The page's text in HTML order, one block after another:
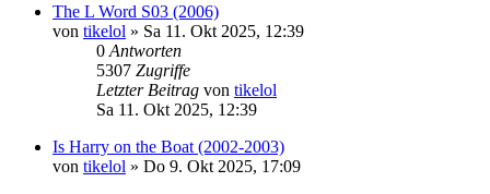
The L Word S03 (2006)
von tikelol » Sa 11. Okt 2025, 12:39
0 Antworten
5307 Zugriffe
Letzter Beitrag von tikelol
Sa 11. Okt 2025, 12:39
Is Harry on the Boat (2002-2003)
von tikelol » Do 9. Okt 2025, 17:09